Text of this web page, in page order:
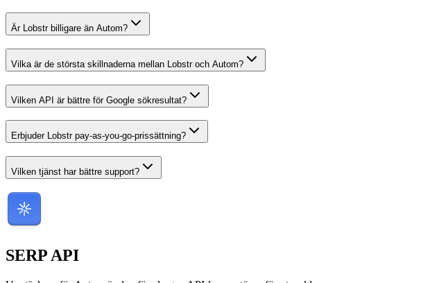
Är Lobstr billigare än Autom?
Vilka är de största skillnaderna mellan Lobstr och Autom?
Vilken API är bättre för Google sökresultat?
Erbjuder Lobstr pay-as-you-go-prissättning?
Vilken tjänst har bättre support?
SERP API